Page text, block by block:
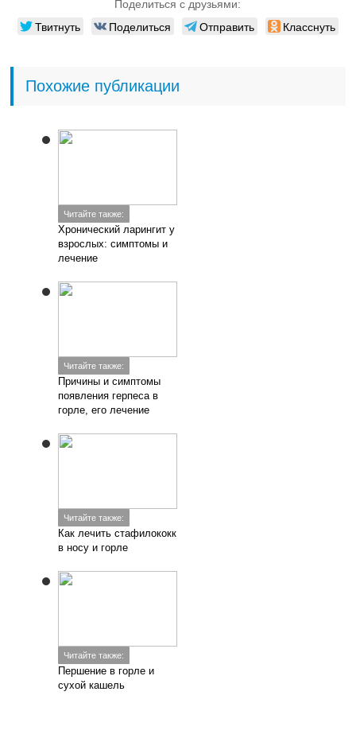
Поделиться с друзьями:
Твитнуть Поделиться Отправить Класснуть
Похожие публикации
Читайте также:
Хронический ларингит у
взрослых: симптомы и
лечение
Читайте также:
Причины и симптомы
появления герпеса в
горле, его лечение
Читайте также:
Как лечить стафилококк
в носу и горле
Читайте также:
Першение в горле и
сухой кашель